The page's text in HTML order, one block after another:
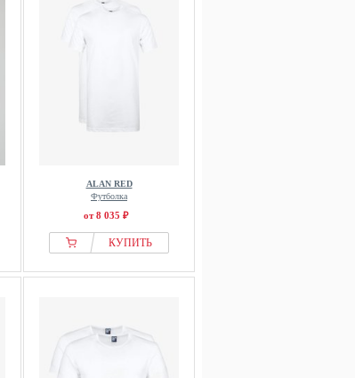
ALAN RED
Футболка
от 8 035 ₽
КУПИТЬ